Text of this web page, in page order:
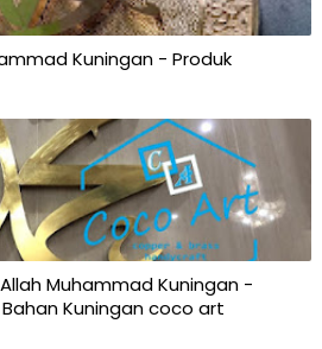
Kuningan - Produk
Muhammad Kuningan -
Kuningan coco art